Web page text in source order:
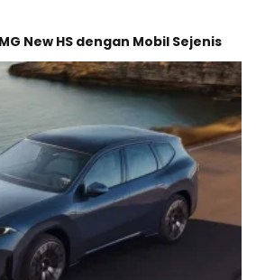
New HS dengan Mobil Sejenis